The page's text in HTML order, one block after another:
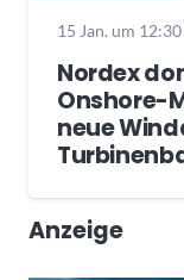
15 Jan. um
Nordex
Onshore-
neue
Anzeige